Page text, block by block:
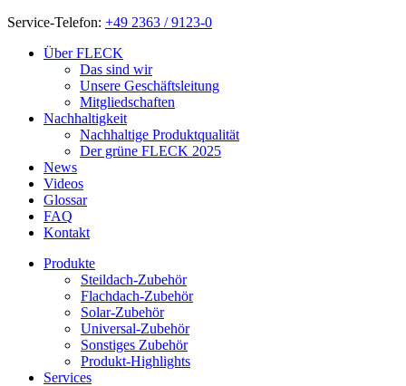
Service-Telefon: +49 2363 / 9123-0
Über FLECK
Das sind wir
Unsere Geschäftsleitung
Mitgliedschaften
Nachhaltigkeit
Nachhaltige Produktqualität
Der grüne FLECK 2025
News
Videos
Glossar
FAQ
Kontakt
Produkte
Steildach-Zubehör
Flachdach-Zubehör
Solar-Zubehör
Universal-Zubehör
Sonstiges Zubehör
Produkt-Highlights
Services